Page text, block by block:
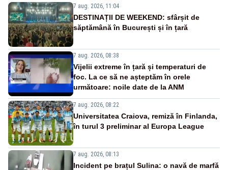
7 aug. 2026, 11:04
DESTINAȚII DE WEEKEND: sfârșit de
săptămână în București și în țară
7 aug. 2026, 08:38
Vijelii extreme în țară și temperaturi de
foc. La ce să ne așteptăm în orele
următoare: noile date de la ANM
7 aug. 2026, 08:22
Universitatea Craiova, remiză în Finlanda,
în turul 3 preliminar al Europa League
7 aug. 2026, 08:13
Incident pe brațul Sulina: o navă de marfă